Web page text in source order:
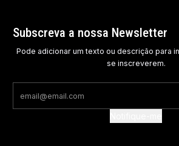
Subscreva a nossa Newsletter
Pode adicionar um texto ou descrição para
se inscreverem.